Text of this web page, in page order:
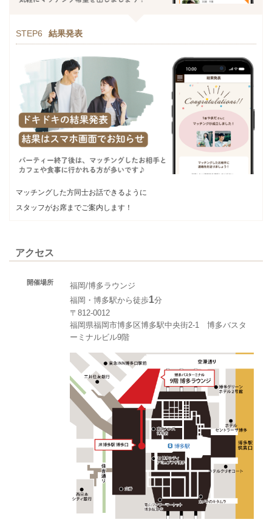
STEP6 結果発表
マッチングした方同士お話できるように
スタッフがお席までご案内します！
アクセス
開催場所
福岡/博多ラウンジ
福岡・博多駅から徒歩1分
〒812-0012
福岡県福岡市博多区博多駅中央街2-1 博多バスタ
ーミナルビル9階